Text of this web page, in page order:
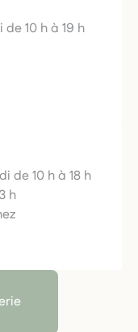
10 h à 19 h
de 10 h à 18 h
h